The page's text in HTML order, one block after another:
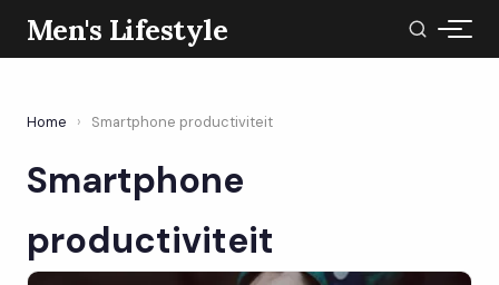
Men's Lifestyle
Home › Smartphone productiviteit
Smartphone
productiviteit